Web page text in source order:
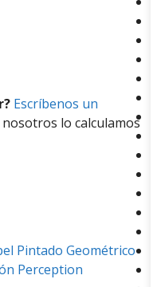
Escríbenos un
lo calculamos
Pintado Geométrico
Perception